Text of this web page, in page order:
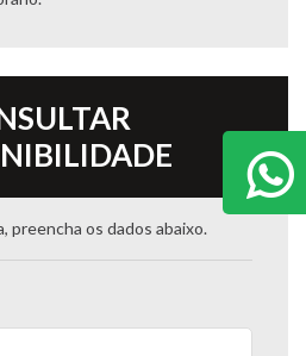
preencha os dados abaixo.